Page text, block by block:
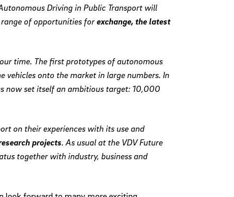
Driving in Public Transport will
of opportunities forexchange, the latest
time. The first prototypes of autonomous
vehicles onto the market in large numbers. In
now set itself an ambitious target: 10,000
on their experiences with its use and
projects. As usual at the VDV Future
together with industry, business and